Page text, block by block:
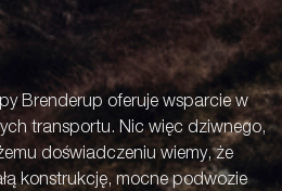
Brenderup oferuje wsparcie w
transportu. Nic więc dziwnego,
doświadczeniu wiemy, że
konstrukcję, mocne podwozie